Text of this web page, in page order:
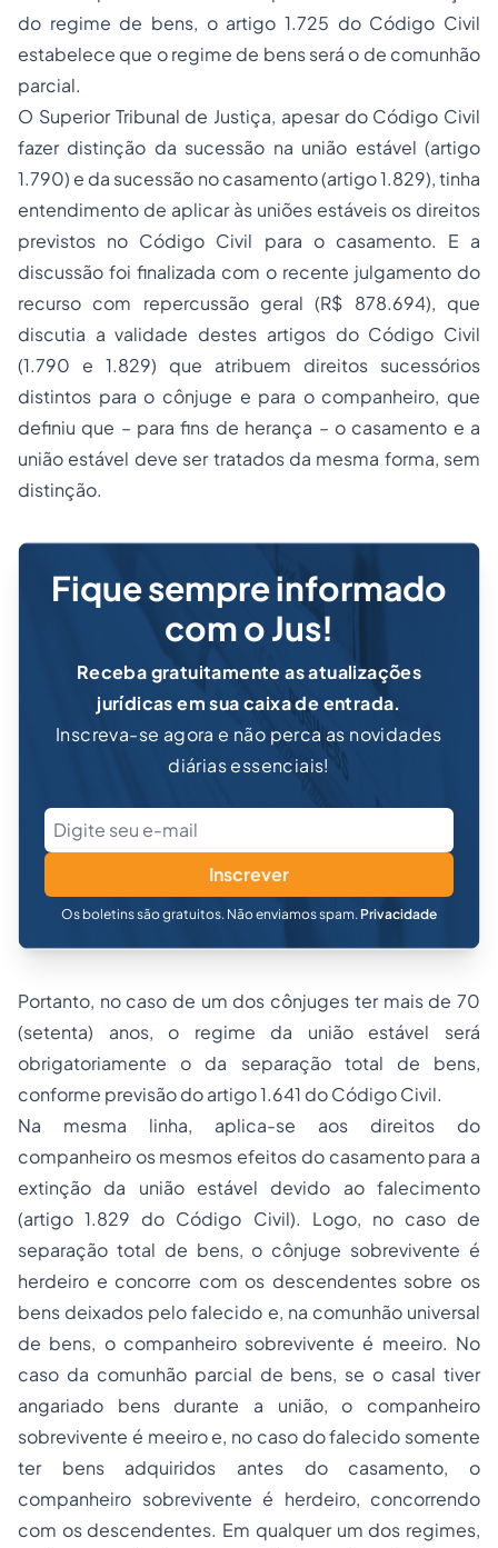
do regime de bens, o artigo 1.725 do Código Civil
estabelece que o regime de bens será o de comunhão
parcial.
O Superior Tribunal de Justiça, apesar do Código Civil
fazer distinção da sucessão na união estável (artigo
1.790) e da sucessão no casamento (artigo 1.829), tinha
entendimento de aplicar às uniões estáveis os direitos
previstos no Código Civil para o casamento. E a
discussão foi finalizada com o recente julgamento do
recurso com repercussão geral (R$ 878.694), que
discutia a validade destes artigos do Código Civil
(1.790 e 1.829) que atribuem direitos sucessórios
distintos para o cônjuge e para o companheiro, que
definiu que – para fins de herança – o casamento e a
união estável deve ser tratados da mesma forma, sem
distinção.
Fique sempre informado
com o Jus!
Receba gratuitamente as atualizações
jurídicas em sua caixa de entrada.
Inscreva-se agora e não perca as novidades
diárias essenciais!
Inscrever
Os boletins são gratuitos. Não enviamos spam. Privacidade
Portanto, no caso de um dos cônjuges ter mais de 70
(setenta) anos, o regime da união estável será
obrigatoriamente o da separação total de bens,
conforme previsão do artigo 1.641 do Código Civil.
Na mesma linha, aplica-se aos direitos do
companheiro os mesmos efeitos do casamento para a
extinção da união estável devido ao falecimento
(artigo 1.829 do Código Civil). Logo, no caso de
separação total de bens, o cônjuge sobrevivente é
herdeiro e concorre com os descendentes sobre os
bens deixados pelo falecido e, na comunhão universal
de bens, o companheiro sobrevivente é meeiro. No
caso da comunhão parcial de bens, se o casal tiver
angariado bens durante a união, o companheiro
sobrevivente é meeiro e, no caso do falecido somente
ter bens adquiridos antes do casamento, o
companheiro sobrevivente é herdeiro, concorrendo
com os descendentes. Em qualquer um dos regimes,